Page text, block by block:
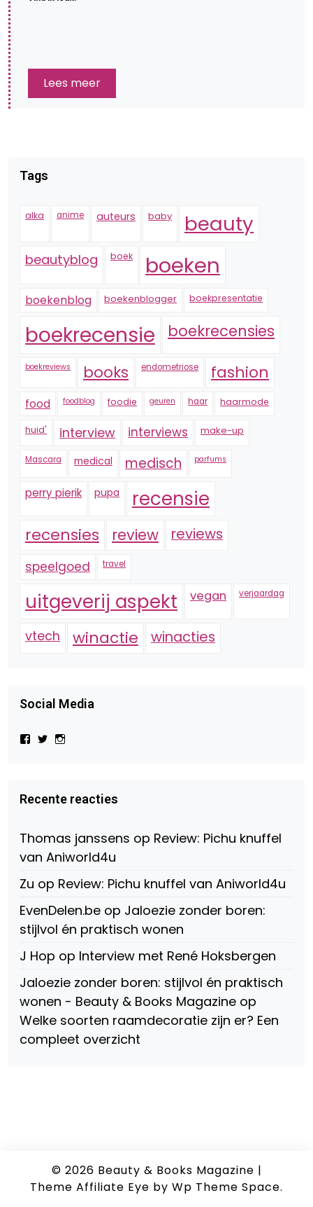
Lees meer
Tags
alka anime auteurs baby beauty
beautyblog boek boeken
boekenblog boekenblogger boekpresentatie
boekrecensie boekrecensies
boekreviews books endometriose fashion
food foodblog foodie geuren haar haarmode
huid' interview interviews make-up
Mascara medical medisch parfums
perry pierik pupa recensie
recensies review reviews
speelgoed travel
uitgeverij aspekt vegan verjaardag
vtech winactie winacties
Social Media
Bekijk
Beauty-
147775071915783/?
Facebook
Bekijk
op
Twitter
op
Instagram
Recente reacties
Thomas janssens op Review: Pichu knuffel
van Aniworld4u
Zu op Review: Pichu knuffel van Aniworld4u
EvenDelen.be op Jaloezie zonder boren:
stijlvol én praktisch wonen
J Hop op Interview met René Hoksbergen
Jaloezie zonder boren: stijlvol én praktisch
wonen - Beauty & Books Magazine op
Welke soorten raamdecoratie zijn er? Een
compleet overzicht
© 2026 Beauty & Books Magazine |
Theme Affiliate Eye by Wp Theme Space.